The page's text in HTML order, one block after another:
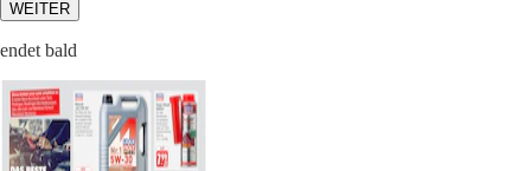
WEITER
endet bald